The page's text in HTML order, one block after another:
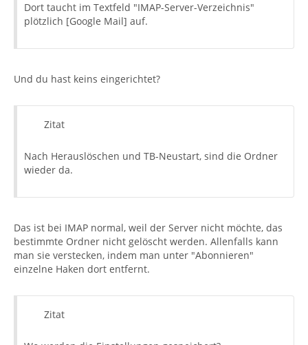
Dort taucht im Textfeld "IMAP-Server-Verzeichnis"
plötzlich [Google Mail] auf.
Und du hast keins eingerichtet?
Zitat
Nach Herauslöschen und TB-Neustart, sind die Ordner
wieder da.
Das ist bei IMAP normal, weil der Server nicht möchte, das
bestimmte Ordner nicht gelöscht werden. Allenfalls kann
man sie verstecken, indem man unter "Abonnieren"
einzelne Haken dort entfernt.
Zitat